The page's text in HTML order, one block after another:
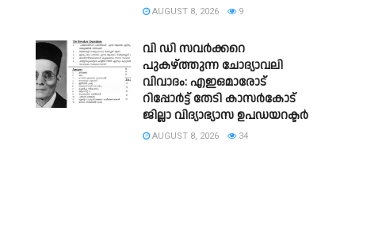
AUGUST 8, 2026 9
വി ഡി സവർക്കറെ
പുകഴ്ത്തുന്ന ചോദ്യാവലി
വിവാദം: എഇഒമാരോട്
റിപ്പോർട്ട് തേടി കാസർകോട്
ജില്ലാ വിദ്യാഭ്യാസ ഉപഡയറക്ടർ
AUGUST 8, 2026 34